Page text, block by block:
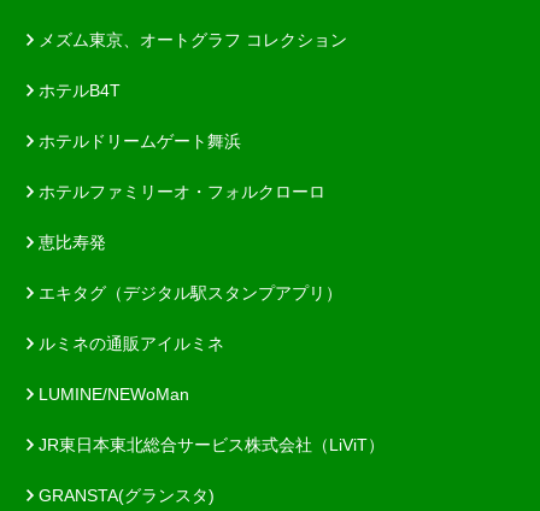
メズム東京、オートグラフ コレクション
ホテルB4T
ホテルドリームゲート舞浜
ホテルファミリーオ・フォルクローロ
恵比寿発
エキタグ（デジタル駅スタンプアプリ）
ルミネの通販アイルミネ
LUMINE/NEWoMan
JR東日本東北総合サービス株式会社（LiViT）
GRANSTA(グランスタ)